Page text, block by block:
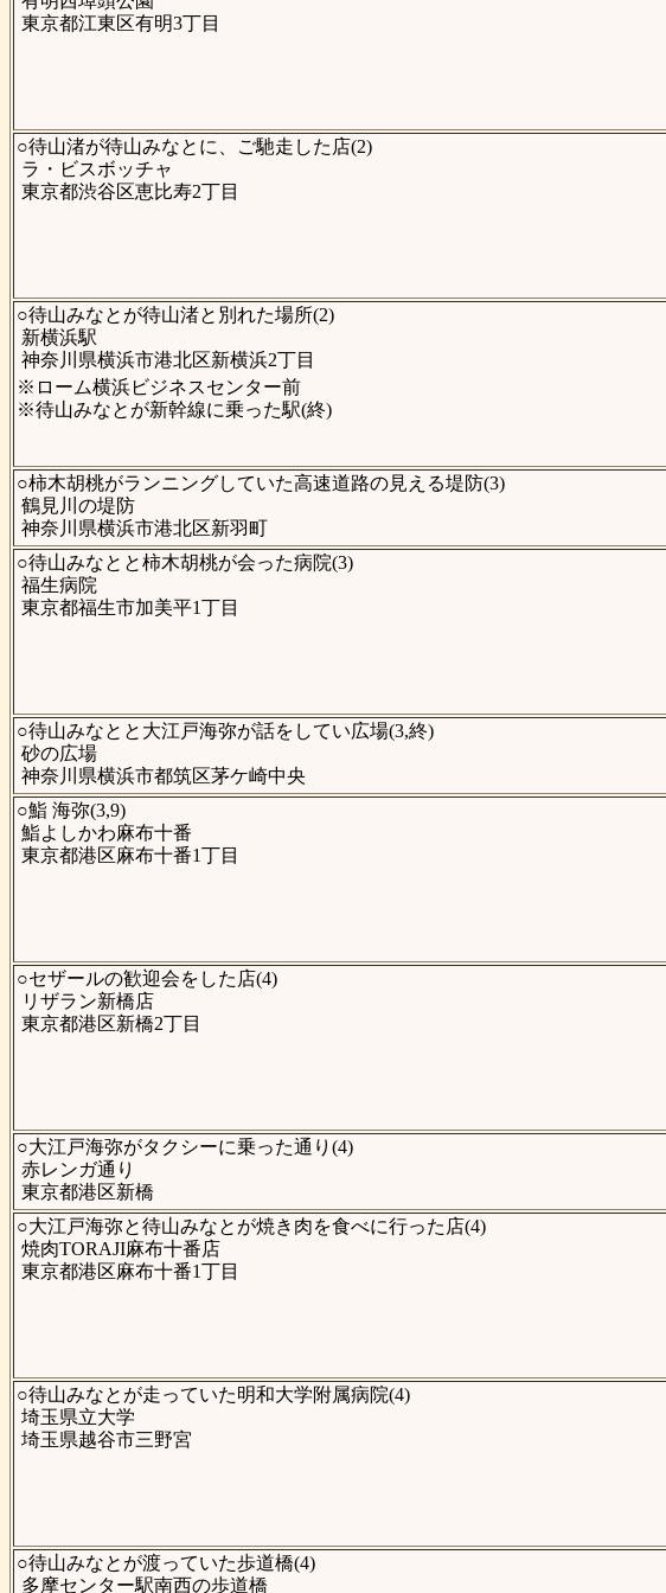
東京都江東区有明3丁目
○待山渚が待山みなとに、ご馳走した店(2)
ラ・ビスボッチャ
東京都渋谷区恵比寿2丁目
○待山みなとが待山渚と別れた場所(2)
新横浜駅
神奈川県横浜市港北区新横浜2丁目
※ローム横浜ビジネスセンター前
※待山みなとが新幹線に乗った駅(終)
○柿木胡桃がランニングしていた高速道路の見える堤防(3)
鶴見川の堤防
神奈川県横浜市港北区新羽町
○待山みなとと柿木胡桃が会った病院(3)
福生病院
東京都福生市加美平1丁目
○待山みなとと大江戸海弥が話をしてい広場(3,終)
砂の広場
神奈川県横浜市都筑区茅ケ崎中央
○鮨 海弥(3,9)
鮨よしかわ麻布十番
東京都港区麻布十番1丁目
○セザールの歓迎会をした店(4)
リザラン新橋店
東京都港区新橋2丁目
○大江戸海弥がタクシーに乗った通り(4)
赤レンガ通り
東京都港区新橋
○大江戸海弥と待山みなとが焼き肉を食べに行った店(4)
焼肉TORAJI麻布十番店
東京都港区麻布十番1丁目
○待山みなとが走っていた明和大学附属病院(4)
埼玉県立大学
埼玉県越谷市三野宮
○待山みなとが渡っていた歩道橋(4)
多摩センター駅南西の歩道橋